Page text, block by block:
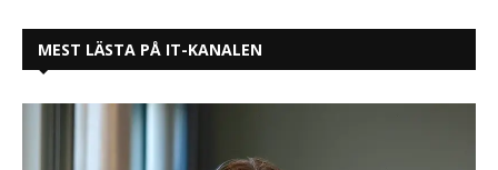
MEST LÄSTA PÅ IT-KANALEN